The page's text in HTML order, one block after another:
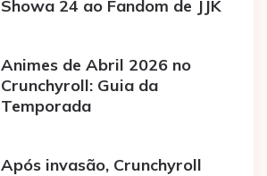
Showa 24 ao Fandom de JJK
Animes de Abril 2026 no
Crunchyroll: Guia da
Temporada
Após invasão, Crunchyroll